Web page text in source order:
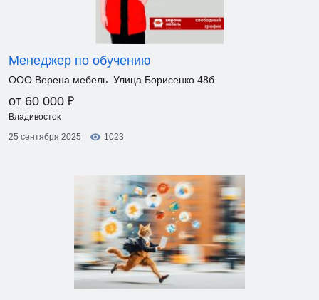
Менеджер по обучению
ООО Верена мебель. Улица Борисенко 48б
от 60 000 ₽
Владивосток
25 сентября 2025
1023